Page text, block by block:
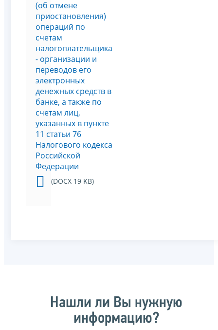
(об отмене
приостановления)
операций по
счетам
налогоплательщика
- организации и
переводов его
электронных
денежных средств в
банке, а также по
счетам лиц,
указанных в пункте
11 статьи 76
Налогового кодекса
Российской
Федерации
(DOCX 19 KB)
Нашли ли Вы нужную
информацию?